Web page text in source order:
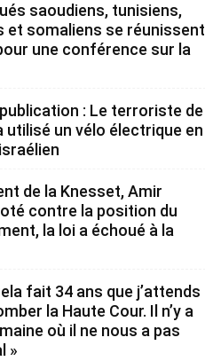
saoudiens, tunisiens,
et somaliens se réunissent
une conférence sur la
: Le terroriste de
utilisé un vélo électrique en
de la Knesset, Amir
contre la position du
la loi a échoué à la
fait 34 ans que j’attends
la Haute Cour. Il n’y a
où il ne nous a pas
»